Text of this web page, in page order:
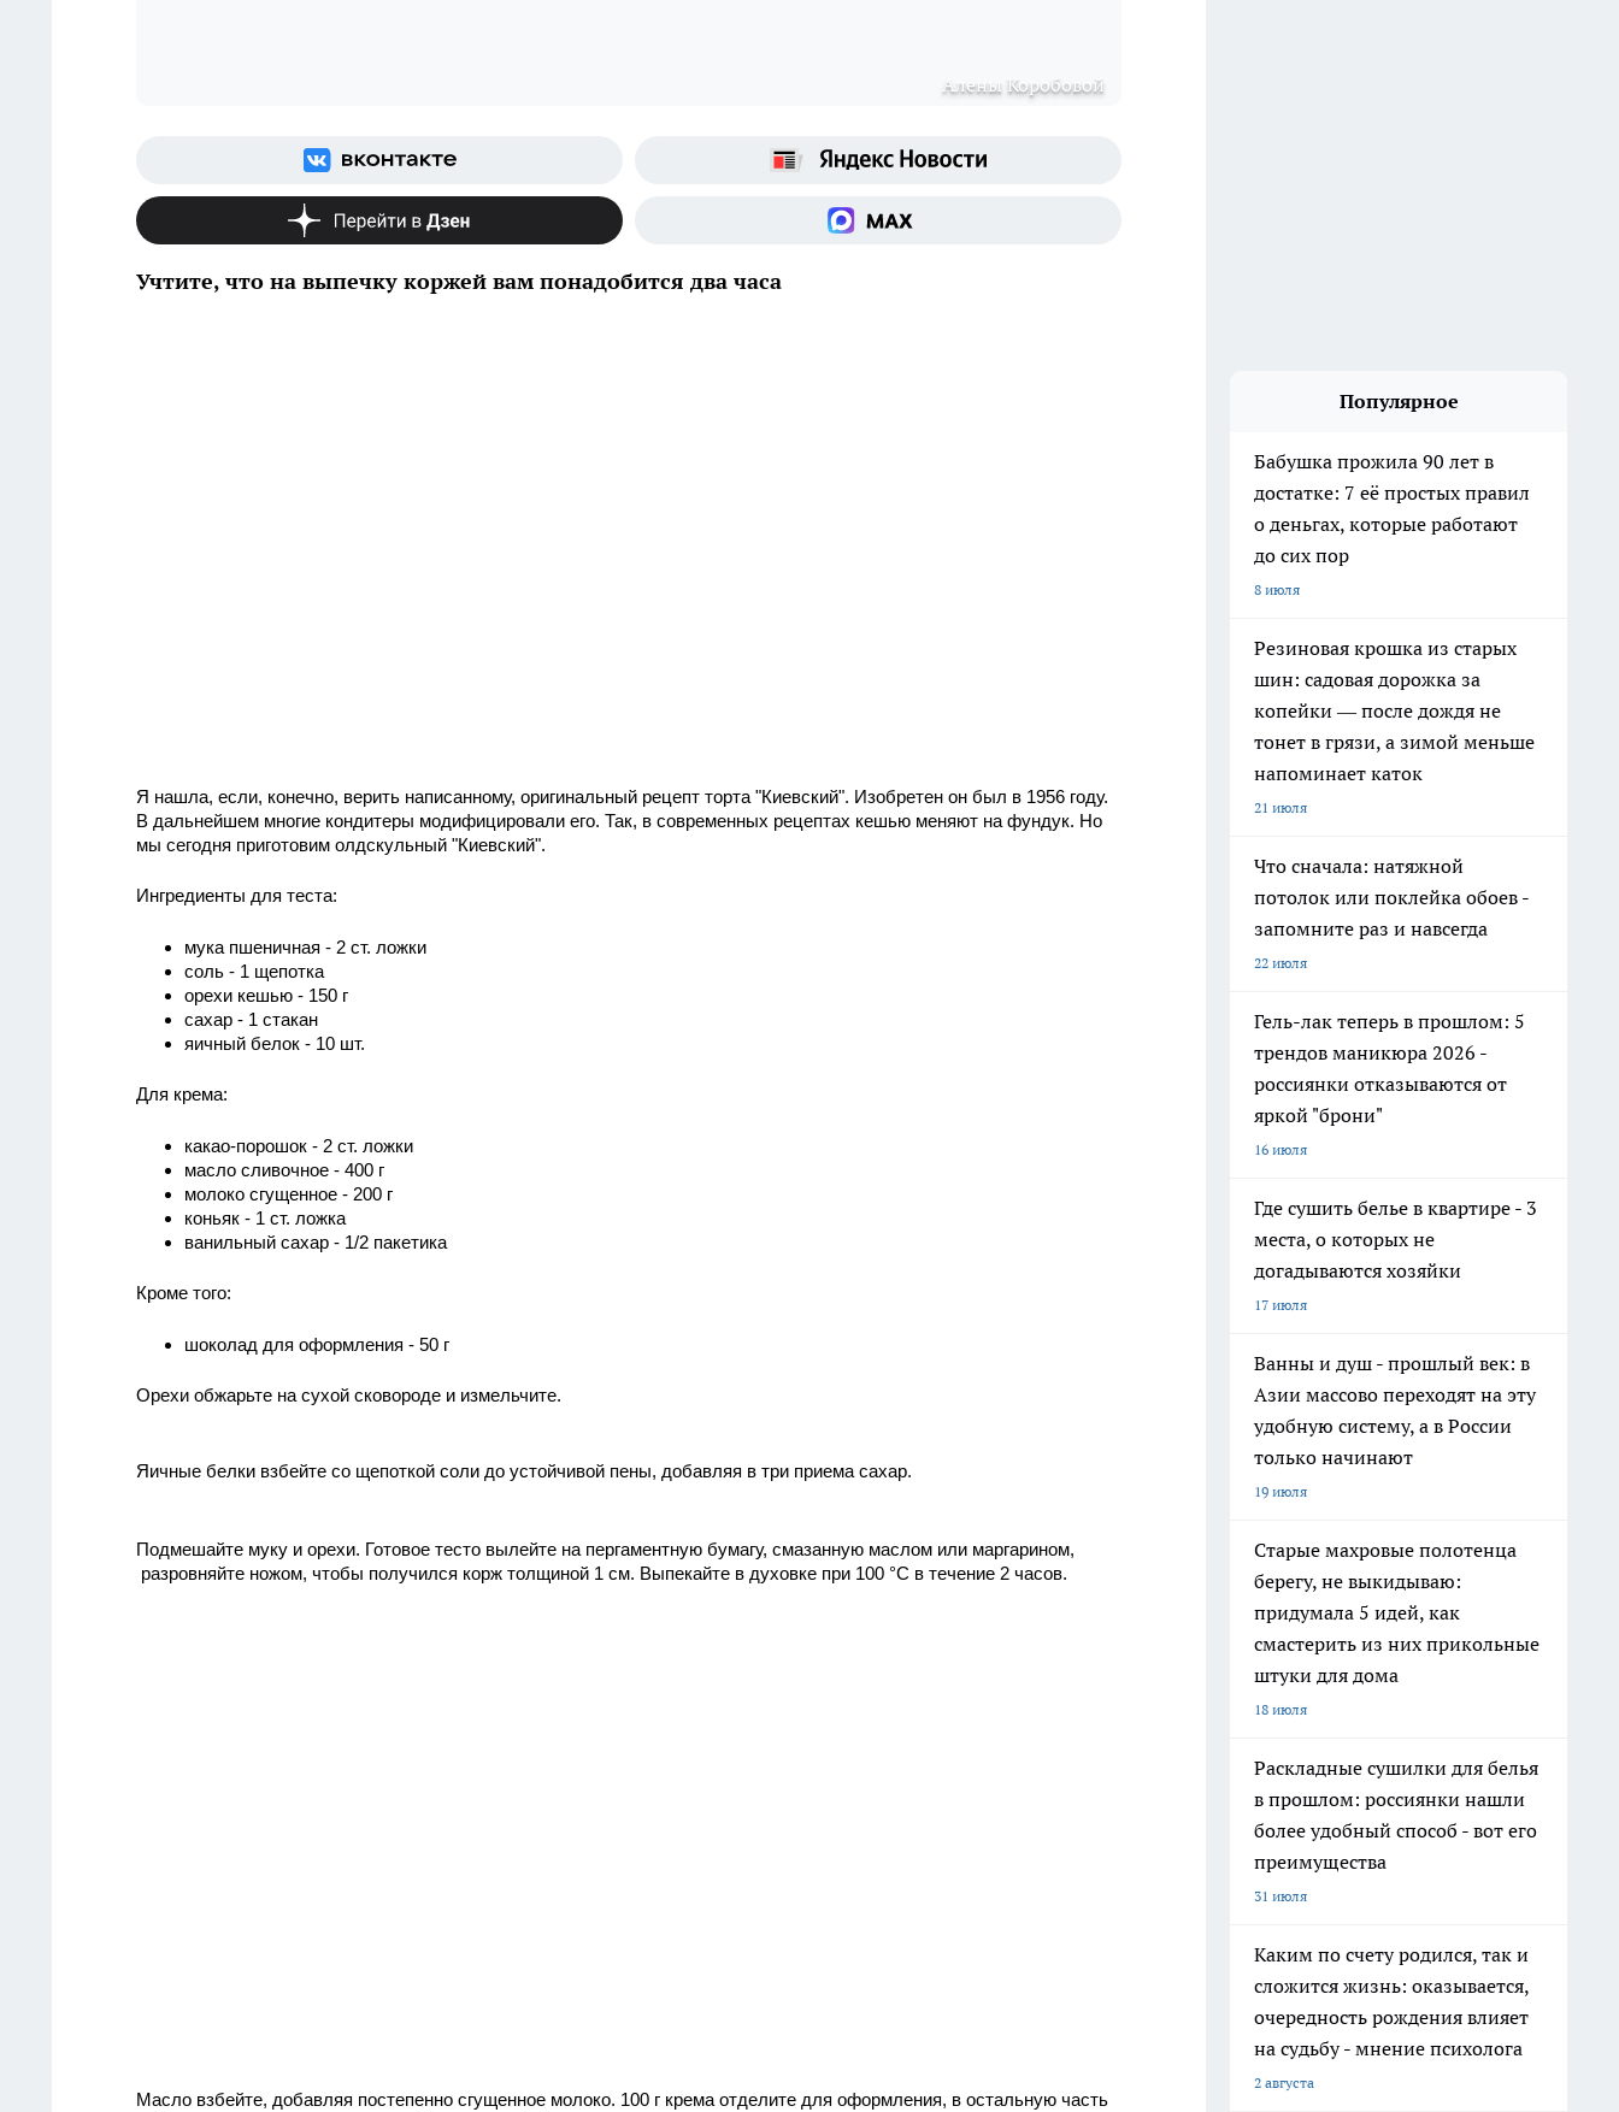
Алены Коробовой
Учтите, что на выпечку коржей вам понадобится два часа
Я нашла, если, конечно, верить написанному, оригинальный рецепт торта "Киевский". Изобретен он был в 1956 году.
В дальнейшем многие кондитеры модифицировали его. Так, в современных рецептах кешью меняют на фундук. Но
мы сегодня приготовим олдскульный "Киевский".
Ингредиенты для теста:
мука пшеничная - 2 ст. ложки
соль - 1 щепотка
орехи кешью - 150 г
сахар - 1 стакан
яичный белок - 10 шт.
Для крема:
какао-порошок - 2 ст. ложки
масло сливочное - 400 г
молоко сгущенное - 200 г
коньяк - 1 ст. ложка
ванильный сахар - 1/2 пакетика
Кроме того:
шоколад для оформления - 50 г
Орехи обжарьте на сухой сковороде и измельчите.
Яичные белки взбейте со щепоткой соли до устойчивой пены, добавляя в три приема сахар.
Подмешайте муку и орехи. Готовое тесто вылейте на пергаментную бумагу, смазанную маслом или маргарином,
разровняйте ножом, чтобы получился корж толщиной 1 см. Выпекайте в духовке при 100 °С в течение 2 часов.
Масло взбейте, добавляя постепенно сгущенное молоко. 100 г крема отделите для оформления, в остальную часть
Популярное
Бабушка прожила 90 лет в
достатке: 7 её простых правил
о деньгах, которые работают
до сих пор
8 июля
Резиновая крошка из старых
шин: садовая дорожка за
копейки — после дождя не
тонет в грязи, а зимой меньше
напоминает каток
21 июля
Что сначала: натяжной
потолок или поклейка обоев -
запомните раз и навсегда
22 июля
Гель-лак теперь в прошлом: 5
трендов маникюра 2026 -
россиянки отказываются от
яркой "брони"
16 июля
Где сушить белье в квартире - 3
места, о которых не
догадываются хозяйки
17 июля
Ванны и душ - прошлый век: в
Азии массово переходят на эту
удобную систему, а в России
только начинают
19 июля
Старые махровые полотенца
берегу, не выкидываю:
придумала 5 идей, как
смастерить из них прикольные
штуки для дома
18 июля
Раскладные сушилки для белья
в прошлом: россиянки нашли
более удобный способ - вот его
преимущества
31 июля
Каким по счету родился, так и
сложится жизнь: оказывается,
очередность рождения влияет
на судьбу - мнение психолога
2 августа